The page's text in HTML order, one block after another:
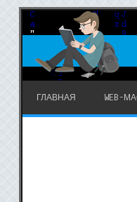
ГЛАВНАЯ WEB-